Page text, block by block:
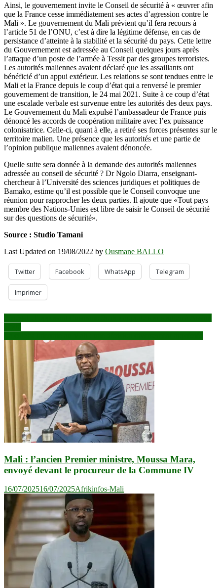
Ainsi, le gouvernement invite le Conseil de sécurité à « œuvrer afin
que la France cesse immédiatement ses actes d’agression contre le
Mali ». Le gouvernement du Mali prévient qu’il fera recours à
l’article 51 de l’ONU, c’est à dire la légitime défense, en cas de
persistance d’atteinte à la stabilité et la sécurité du pays. Cette lettre
du Gouvernement est adressée au Conseil quelques jours après
l’attaque d’un poste de l’armée à Tessit par des groupes terroristes.
Les autorités maliennes avaient déclaré que les assaillants ont
bénéficié d’un appui extérieur. Les relations se sont tendues entre le
Mali et la France depuis le coup d’état qui a renversé le premier
gouvernement de transition, le 24 mai 2021. Suite à ce coup d’état
une escalade verbale est survenue entre les autorités des deux pays.
Le Gouvernement du Mali expulsé l’ambassadeur de France puis
dénoncé les accords de coopération militaire avec l’ex puissance
colonisatrice. Celle-ci, quant à elle, a retiré ses forces présentes sur le
territoire malien. Une présence que les autorités et une partie de
l’opinion publique maliennes avaient dénoncée.
Quelle suite sera donnée à la demande des autorités maliennes
adressée au conseil de sécurité ? Dr Ngolo Diarra, enseignant-
chercheur à l’Université des sciences juridiques et politiques de
Bamako, estime qu’il est possible que le Conseil convoque une
réunion pour rapprocher les deux parties. Il ajoute que «Tout pays
membre des Nations-Unies est libre de saisir le Conseil de sécurité
sur des questions de sécurité».
Source : Studio Tamani
Last Updated on 19/08/2022 by Ousmane BALLO
Twitter Facebook WhatsApp Telegram
Imprimer
Navigation
de
l’article
Mali : l’ancien Premier ministre, Moussa Mara,
envoyé devant le procureur de la Commune IV
16/07/202516/07/2025Afrikinfos-Mali